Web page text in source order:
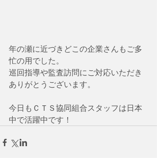
年の瀬に近づきどこの企業さんもご多
忙の用でした。
巡回指導や監査訪問にご対応いただき
ありがとうございます。
今日もＣＴＳ協同組合スタッフは日本
中で活躍中です！